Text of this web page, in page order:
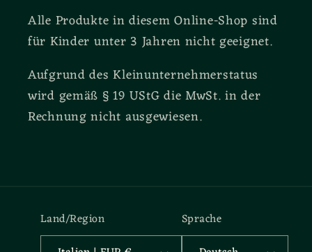
Alle Produkte in diesem Online-Shop sind
für Kinder unter 3 Jahren nicht geeignet.
Aufgrund des Kleinunternehmerstatus
wird gemäß § 19 UStG die MwSt. in der
Rechnung nicht ausgewiesen.
Land/Region
Sprache